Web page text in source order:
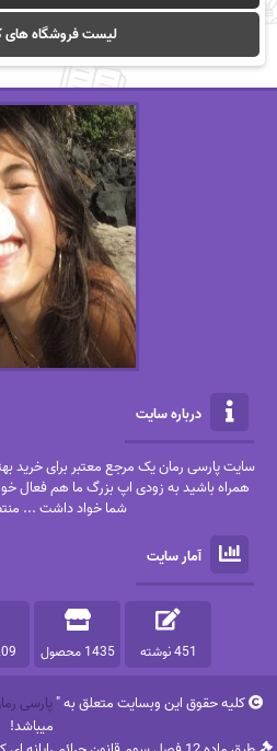
لیست فروشگاه های
درباره سایت
سایت پارسی رمان یک مرجع معتبر برای خرید
همراه باشید به زودی اپ بزرگ ما هم فعال
شما خواد داشت ...
آمار سایت
451 نوشته 1435 محصول 209
کلیه حقوق این وبسایت متعلق به "پارسی
میباشد!